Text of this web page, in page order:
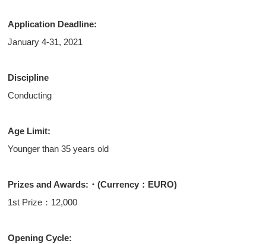
Application Deadline:
January 4-31, 2021
Discipline
Conducting
Age Limit:
Younger than 35 years old
Prizes and Awards:・(Currency：EURO)
1st Prize：12,000
Opening Cycle: